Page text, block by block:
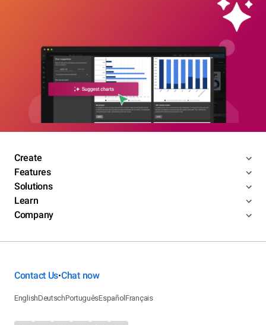
Create
Features
Solutions
Learn
Company
Contact Us•Chat now
EnglishDeutschPortuguêsEspañolFrançais